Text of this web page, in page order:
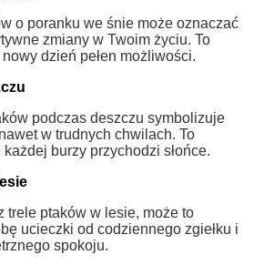
o poranku we śnie może oznaczać
zmiany w Twoim życiu. To
dzień pełen możliwości.
podczas deszczu symbolizuje
w trudnych chwilach. To
burzy przychodzi słońce.
trele ptaków w lesie, może to
ucieczki od codziennego zgiełku i
spokoju.